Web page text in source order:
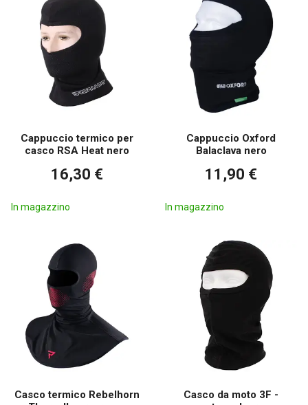
Cappuccio termico per
casco RSA Heat nero
16,30 €
In magazzino
Cappuccio Oxford
Balaclava nero
11,90 €
In magazzino
Casco termico Rebelhorn
Casco da moto 3F -